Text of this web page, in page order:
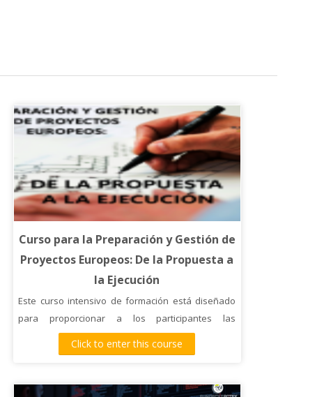
Curso para la Preparación y Gestión de
Proyectos Europeos: De la Propuesta a
la Ejecución
Este curso intensivo de formación está diseñado
para proporcionar a los participantes las
habilidades y conocimientos necesarios para
preparar, coordinar y gestionar proyectos
teóricos como prácticos, se ofrecerá una visión
Click to enter this course